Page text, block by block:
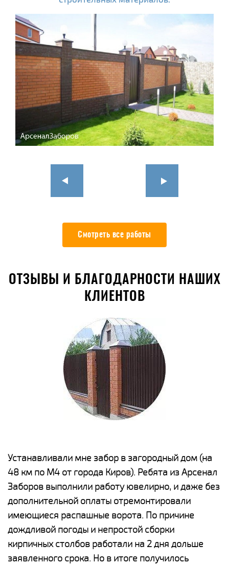
Смотреть все работы
ОТЗЫВЫ И БЛАГОДАРНОСТИ НАШИХ
КЛИЕНТОВ
Устанавливали мне забор в загородный дом (на
48 км по М4 от города Киров). Ребята из Арсенал
Заборов выполнили работу ювелирно, и даже без
дополнительной оплаты отремонтировали
имеющиеся распашные ворота. По причине
дождливой погоды и непростой сборки
кирпичных столбов работали на 2 дня дольше
заявленного срока. Но в итоге получилось